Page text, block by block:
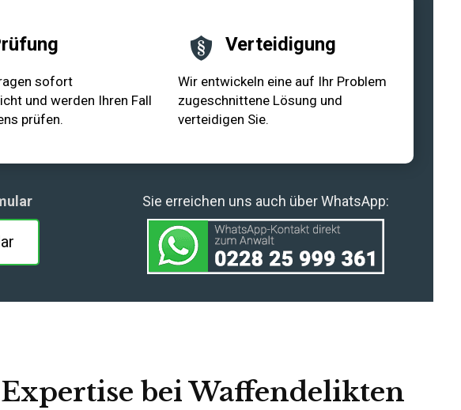
sofort
und werden Ihren Fall
prüfen.
Verteidigung
Wir entwickeln eine auf Ihr Problem
zugeschnittene Lösung und
verteidigen Sie.
Sie erreichen uns auch über WhatsApp:
bei Waffendelikten